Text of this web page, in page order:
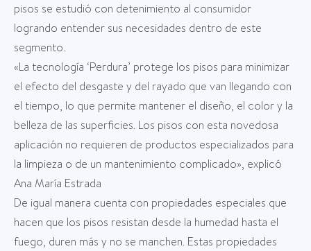
pisos se estudió con detenimiento al consumidor
logrando entender sus necesidades dentro de este
segmento.
«La tecnología ‘Perdura’ protege los pisos para minimizar
el efecto del desgaste y del rayado que van llegando con
el tiempo, lo que permite mantener el diseño, el color y la
belleza de las superficies. Los pisos con esta novedosa
aplicación no requieren de productos especializados para
la limpieza o de un mantenimiento complicado», explicó
Ana María Estrada
De igual manera cuenta con propiedades especiales que
hacen que los pisos resistan desde la humedad hasta el
fuego, duren más y no se manchen. Estas propiedades